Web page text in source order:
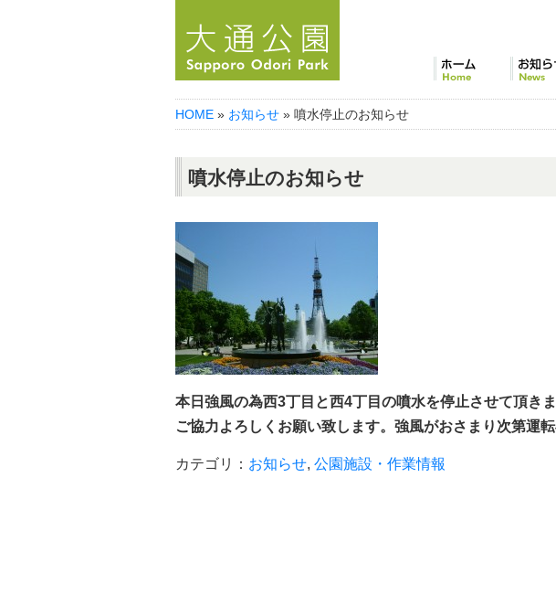
HOME » お知らせ » 噴水停止のお知らせ
噴水停止のお知らせ
本日強風の為西3丁目と西4丁目の噴水を停止させて頂き
ご協力よろしくお願い致します。強風がおさまり次第運転
カテゴリ： お知らせ, 公園施設・作業情報